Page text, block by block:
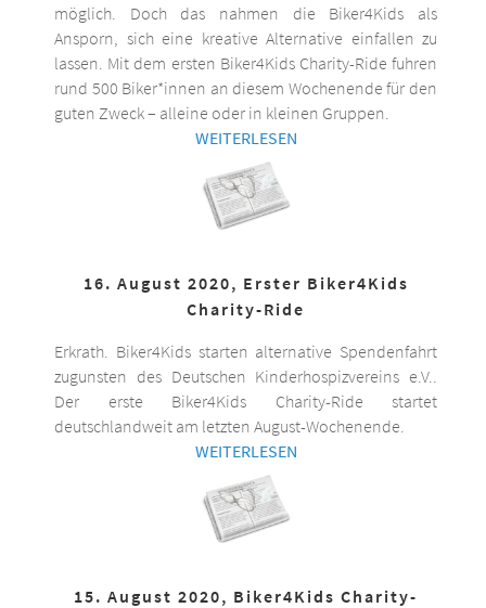
möglich. Doch das nahmen die Biker4Kids als
Ansporn, sich eine kreative Alternative einfallen zu
lassen. Mit dem ersten Biker4Kids Charity-Ride fuhren
rund 500 Biker*innen an diesem Wochenende für den
guten Zweck – alleine oder in kleinen Gruppen.
WEITERLESEN
16. August 2020, Erster Biker4Kids
Charity-Ride
Erkrath. Biker4Kids starten alternative Spendenfahrt
zugunsten des Deutschen Kinderhospizvereins e.V..
Der erste Biker4Kids Charity-Ride startet
deutschlandweit am letzten August-Wochenende.
WEITERLESEN
15. August 2020, Biker4Kids Charity-